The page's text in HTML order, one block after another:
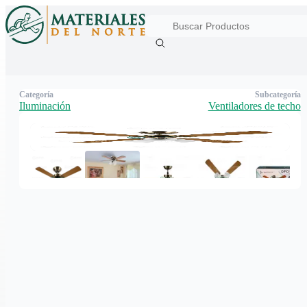
Categoría
Iluminación
Subcategoría
Ventiladores de techo